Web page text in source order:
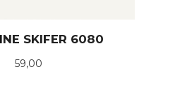
SKIFER 6080
Pris
59,00